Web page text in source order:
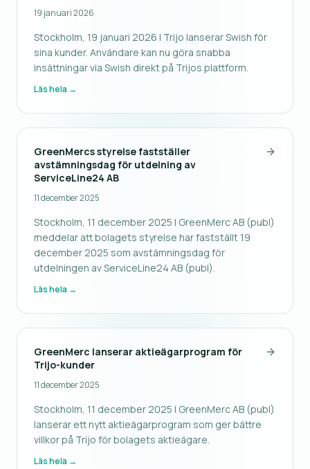
19 januari 2026
Stockholm, 19 januari 2026 | Trijo lanserar Swish för
sina kunder. Användare kan nu göra snabba
insättningar via Swish direkt på Trijos plattform.
Läs hela →
GreenMercs styrelse fastställer
avstämningsdag för utdelning av
ServiceLine24 AB
11 december 2025
Stockholm, 11 december 2025 | GreenMerc AB (publ)
meddelar att bolagets styrelse har fastställt 19
december 2025 som avstämningsdag för
utdelningen av ServiceLine24 AB (publ).
Läs hela →
GreenMerc lanserar aktieägarprogram för
Trijo-kunder
11 december 2025
Stockholm, 11 december 2025 | GreenMerc AB (publ)
lanserar ett nytt aktieägarprogram som ger bättre
villkor på Trijo för bolagets aktieägare.
Läs hela →